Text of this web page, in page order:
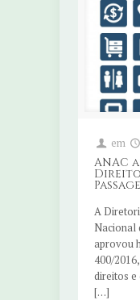
em
ANAC
A
Nacional
aprovou
400/
direitos e
[…]